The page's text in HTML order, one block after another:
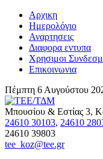
Αρχικη
Ημερολόγιο
Αναρτησεις
Διαφορα εντυπα
Χρησιμοι
Επικοινωνια
Πέμπτη 6 Αυγούστου
Μπουσίου & Εστίας 3,
24610 30103, 24610
24610 39803
tee_koz@tee.gr